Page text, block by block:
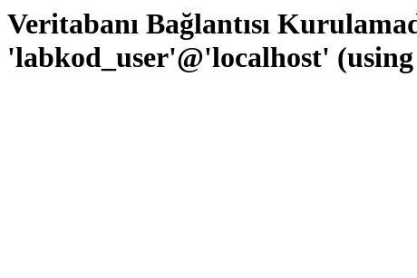
Veritabanı Bağlantısı
'labkod_user'@'localhost'